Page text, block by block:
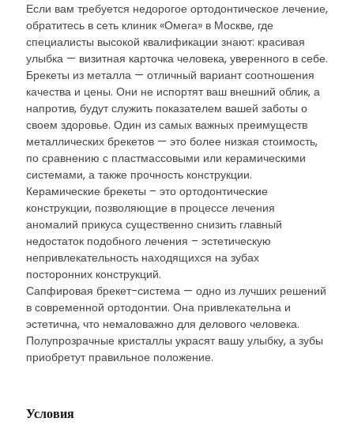
Если вам требуется недорогое ортодонтическое лечение,
обратитесь в сеть клиник «Омега» в Москве, где
специалисты высокой квалификации знают: красивая
улыбка — визитная карточка человека, уверенного в себе.
Брекеты из металла — отличный вариант соотношения
качества и цены. Они не испортят ваш внешний облик, а
напротив, будут служить показателем вашей заботы о
своем здоровье. Один из самых важных преимуществ
металлических брекетов — это более низкая стоимость,
по сравнению с пластмассовыми или керамическими
системами, а также прочность конструкции.
Керамические брекеты – это ортодонтические
конструкции, позволяющие в процессе лечения
аномалий прикуса существенно снизить главный
недостаток подобного лечения – эстетическую
непривлекательность находящихся на зубах
посторонних конструкций.
Сапфировая брекет-система — одно из лучших решений
в современной ортодонтии. Она привлекательна и
эстетична, что немаловажно для делового человека.
Полупрозрачные кристаллы украсят вашу улыбку, а зубы
приобретут правильное положение.
Условия